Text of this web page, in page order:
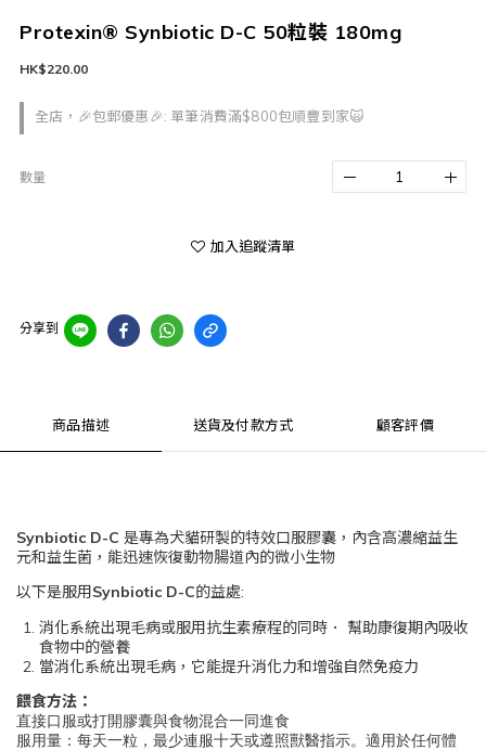
Protexin® Synbiotic D-C 50粒裝 180mg
全店，🎉包郵優惠🎉: 單筆消費滿$800包順豐到家🙀
HK$220.00
數量
加入追蹤清單
分享到
商品描述 送貨及付款方式 顧客評價
Synbiotic D-C 是專為犬貓研製的特效口服膠囊，內含高濃縮益生
元和益生菌，能迅速恢復動物腸道內的微小生物
以下是服用Synbiotic D-C的益處:
消化系統出現毛病或服用抗生素療程的同時． 幫助康復期內吸收
食物中的營養
當消化系統出現毛病，它能提升消化力和增強自然免疫力
餵食方法：
直接口服或打開膠囊與食物混合一同進食
服用量：每天一粒，最少連服十天或遵照獸醫指示。適用於任何體